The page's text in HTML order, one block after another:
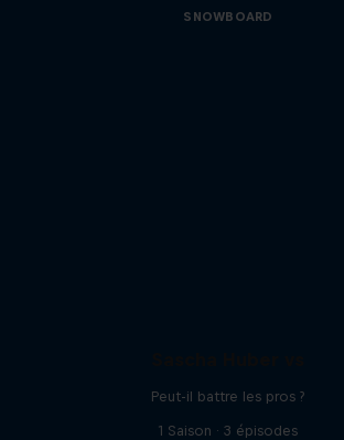
SNOWBOARD
Peut-il battre les pros ?
1 Saison · 3 épisodes